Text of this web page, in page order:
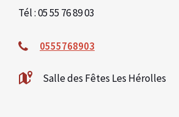
Tél : 05 55 76 89 03
0555768903
Salle des Fêtes Les Hérolles